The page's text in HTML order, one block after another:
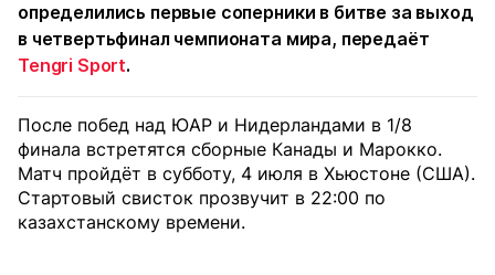
определились первые соперники в битве за выход
в четвертьфинал чемпионата мира, передаёт
Tengri Sport.
После побед над ЮАР и Нидерландами в 1/8
финала встретятся сборные Канады и Марокко.
Матч пройдёт в субботу, 4 июля в Хьюстоне (США).
Стартовый свисток прозвучит в 22:00 по
казахстанскому времени.